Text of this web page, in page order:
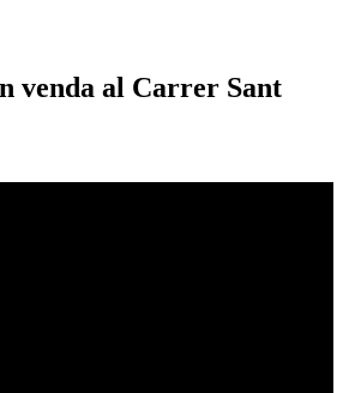
venda al Carrer Sant